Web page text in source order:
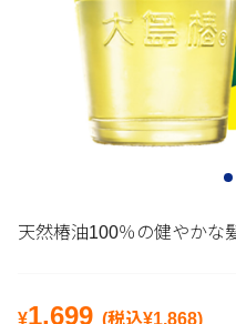
天然椿油100％の健やかな
¥1,699 (税込¥1,868)